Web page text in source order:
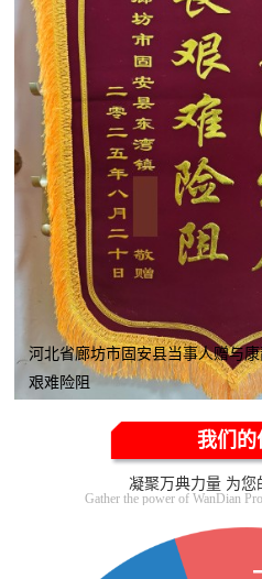
河北省廊坊市固安县当事人赠与
艰难险阻
我们的
凝聚万典力量 为您
Gather the power of WanDian